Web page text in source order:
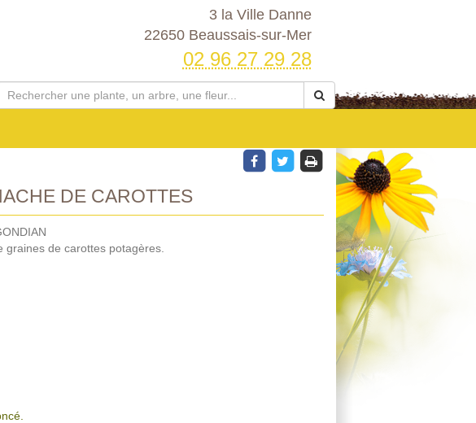
3 la Ville Danne
22650 Beaussais-sur-Mer
02 96 27 29 28
DE CAROTTES
graines de carottes potagères.